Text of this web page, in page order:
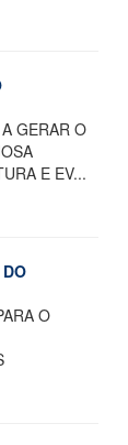
GERAR O
E EV...
O